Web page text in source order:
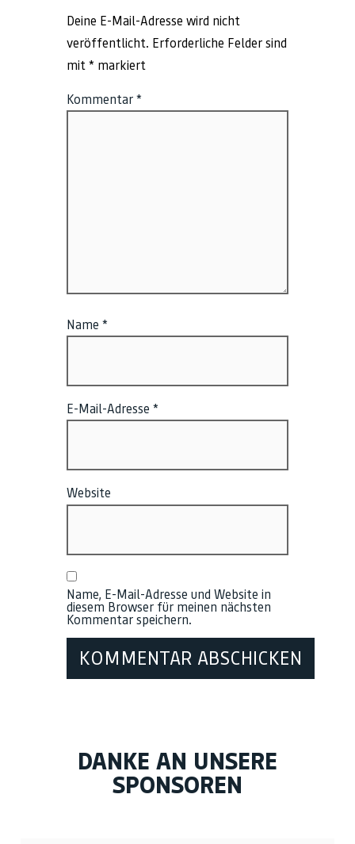
Deine E-Mail-Adresse wird nicht
veröffentlicht. Erforderliche Felder sind
mit * markiert
Kommentar *
Name *
E-Mail-Adresse *
Website
Name, E-Mail-Adresse und Website in
diesem Browser für meinen nächsten
Kommentar speichern.
DANKE AN UNSERE
SPONSOREN